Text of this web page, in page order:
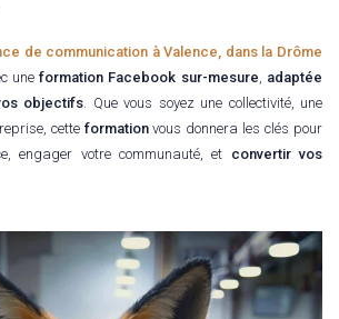
de communication à Valence, dans la Drôme
uneformation Facebook sur-mesure, adaptée
objectifs. Que vous soyez une collectivité, une
cette formationvous donnera les clés pour
engager votre communauté, et convertir vos